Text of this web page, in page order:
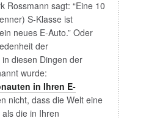
Rossmann sagt: “Eine 10
S-Klasse ist
neues E-Auto.” Oder
der
diesen Dingen der
wurde:
in Ihren E-
nicht, dass die Welt eine
die in Ihren